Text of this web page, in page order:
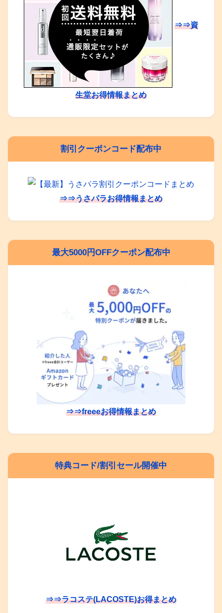
⇒⇒資
生堂お得情報まとめ
割引クーポンコード配布中
⇒⇒うさパラお得情報まとめ
最大5000円OFFクーポン配布中
⇒⇒freeeお得情報まとめ
特典コード/割引セール開催中
⇒⇒ラコステ(LACOSTE)お得まとめ